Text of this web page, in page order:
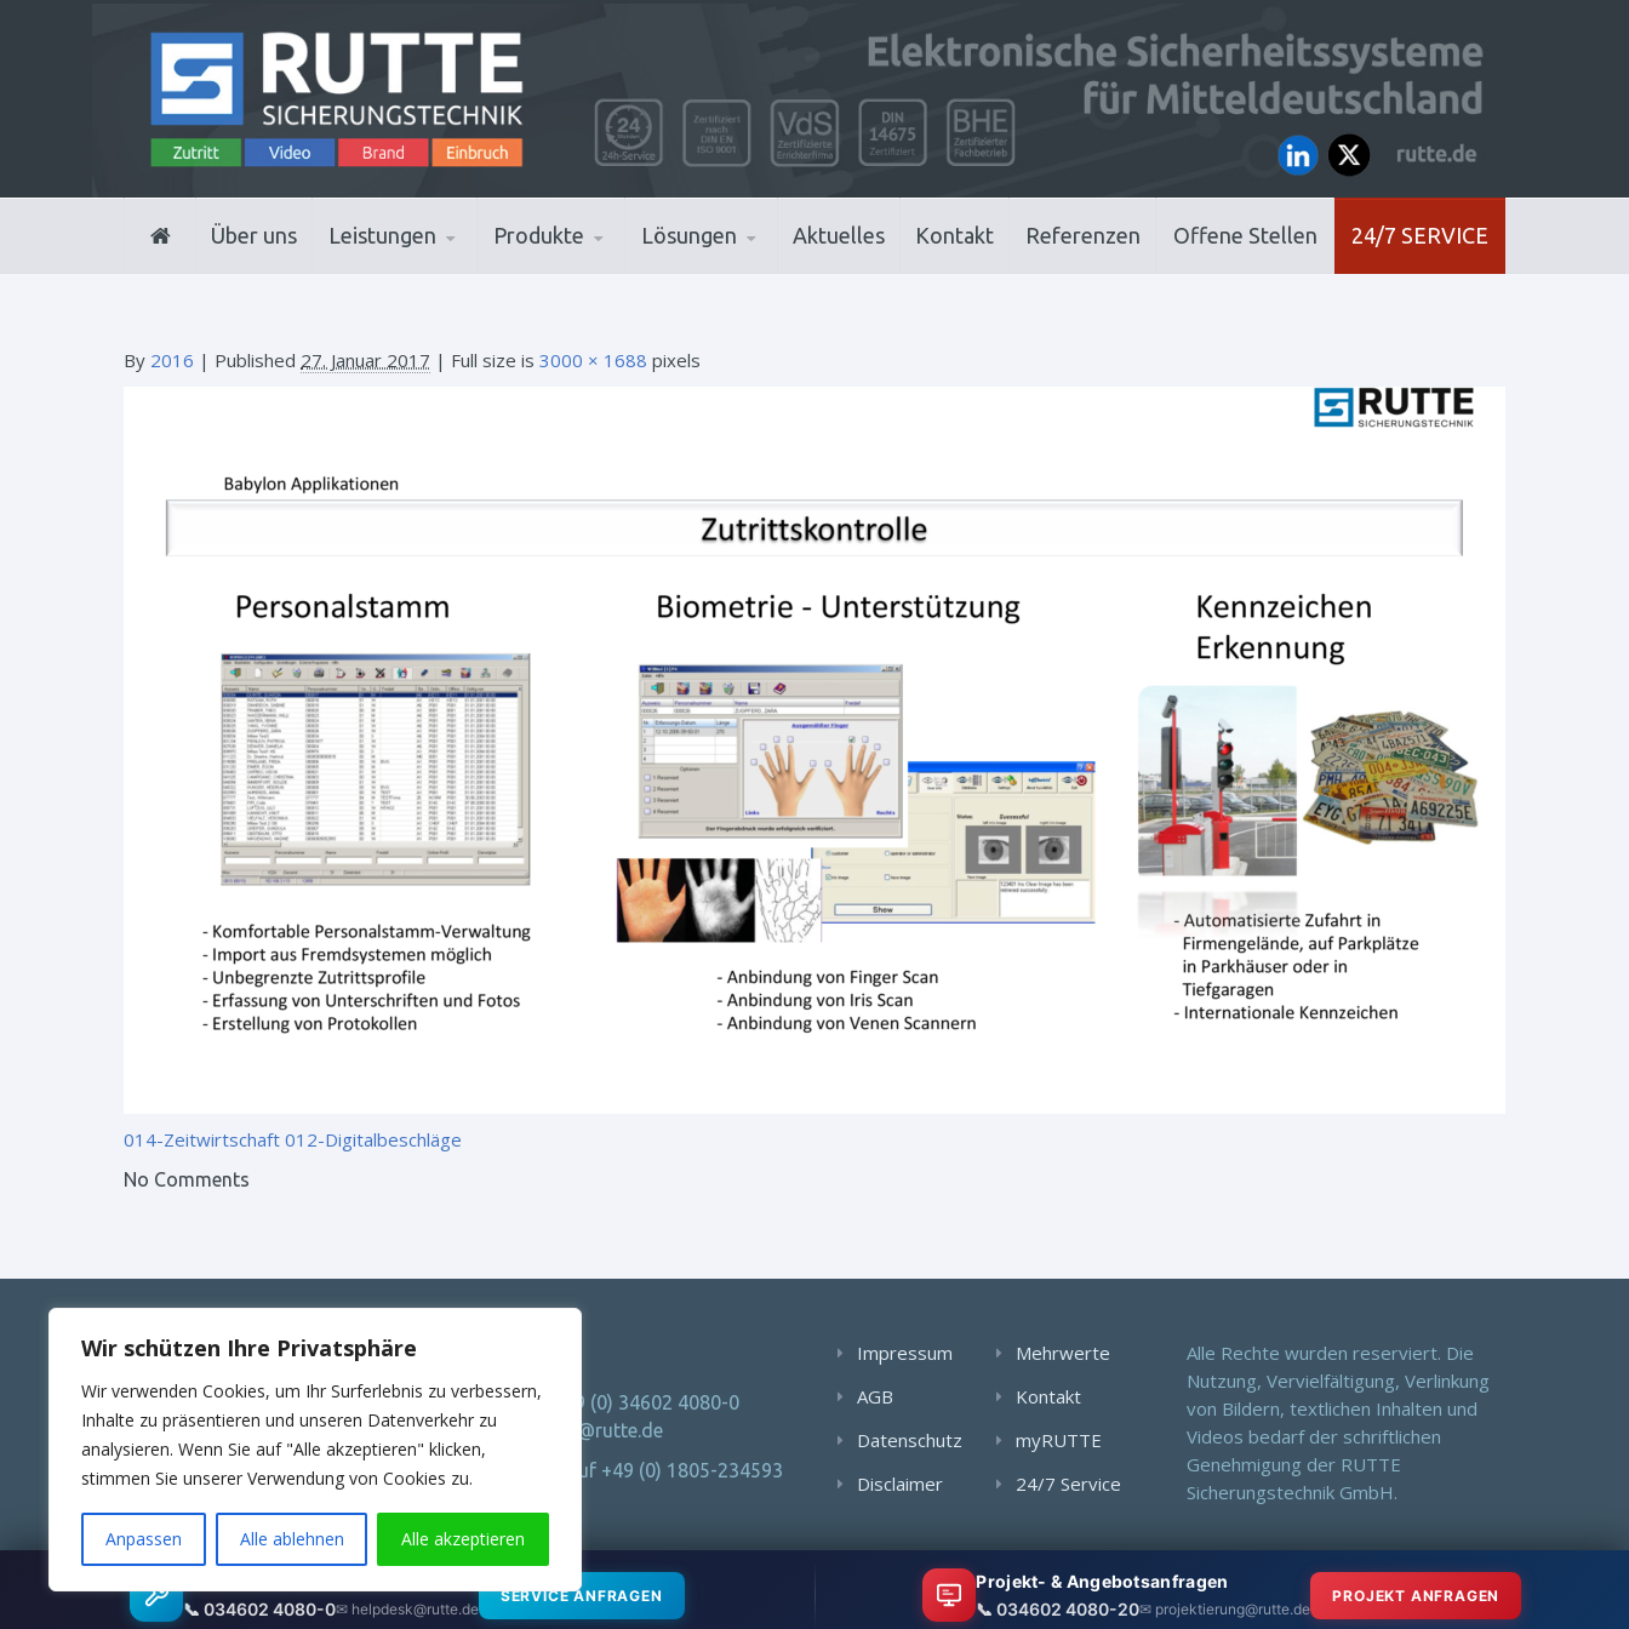
Wir schützen Ihre Privatsphäre
Wir verwenden Cookies, um Ihr Surferlebnis zu verbessern,
Inhalte zu präsentieren und unseren Datenverkehr zu
analysieren. Wenn Sie auf "Alle akzeptieren" klicken,
stimmen Sie unserer Verwendung von Cookies zu.
Anpassen Alle ablehnen Alle akzeptieren
Über uns Leistungen Produkte Lösungen Aktuelles Kontakt Referenzen Offene Stellen 24/7 SERVICE
By 2016 | Published 27. Januar 2017 | Full size is 3000 × 1688 pixels
014-Zeitwirtschaft 012-Digitalbeschläge
No Comments
ANSCHRIFT
RUTTE Sicherungstechnik GmbH
Wilhelm-Külz-Str.4
06188 Landsberg
Telefon: +49 (0) 34602 4080-0
E-Mail: info@rutte.de
24Std. Notruf +49 (0) 1805-234593
Impressum
AGB
Datenschutz
Disclaimer
Mehrwerte
Kontakt
myRUTTE
24/7 Service
Alle Rechte wurden reserviert. Die
Nutzung, Vervielfältigung, Verlinkung
von Bildern, textlichen Inhalten und
Videos bedarf der schriftlichen
Genehmigung der RUTTE
Sicherungstechnik GmbH.
© 2025 RUTTE Sicherungstechnik GmbH.
📞 034602 4080-0✉ helpdesk@rutte.de
SERVICE ANFRAGEN
Projekt- & Angebotsanfragen
📞 034602 4080-20✉ projektierung@rutte.de
PROJEKT ANFRAGEN